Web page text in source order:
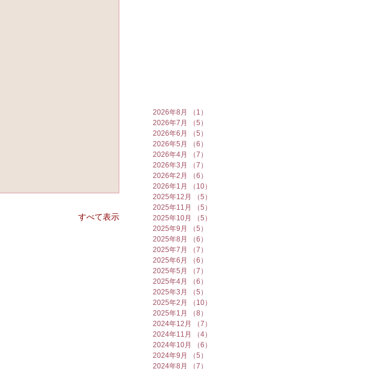
すべて表示
2026年8月 （1）
2026年7月
（5）
2026年6月
（5）
2026年5月
（6）
2026年4月
（7）
2026年3月
（7）
2026年2月
（6）
2026年1月
（10）
2025年12月
（5）
2025年11月
（5）
2025年10月
（5）
2025年9月
（5）
2025年8月
（6）
2025年7月
（7）
2025年6月
（6）
2025年5月
（7）
2025年4月
（6）
2025年3月
（5）
2025年2月
（10）
2025年1月
（8）
2024年12月
（7）
2024年11月
（4）
2024年10月
（6）
2024年9月
（5）
2024年8月
（7）